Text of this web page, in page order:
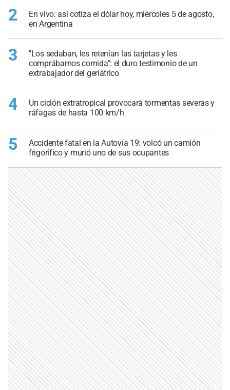
2
En vivo: así cotiza el dólar hoy, miércoles 5 de agosto,
en Argentina
3
"Los sedaban, les retenían las tarjetas y les
comprábamos comida": el duro testimonio de un
extrabajador del geriátrico
4
Un ciclón extratropical provocará tormentas severas y
ráfagas de hasta 100 km/h
5
Accidente fatal en la Autovía 19: volcó un camión
frigorífico y murió uno de sus ocupantes